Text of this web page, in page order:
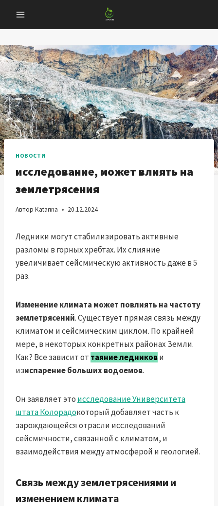
содержанию
НОВОСТИ
исследование, может влиять на
землетрясения
Автор Katarina 20.12.2024
Ледники могут стабилизировать активные
разломы в горных хребтах. Их слияние
увеличивает сейсмическую активность даже в 5
раз.
Изменение климата может повлиять на частоту
землетрясений. Существует прямая связь между
климатом и сейсмическим циклом. По крайней
мере, в некоторых конкретных районах Земли.
Как? Все зависит от таяние ледникови
изиспарение больших водоемов.
Он заявляет это исследование Университета
штата Колорадокоторый добавляет часть к
зарождающейся отрасли исследований
сейсмичности, связанной с климатом, и
взаимодействия между атмосферой и геологией.
Связь между землетрясениями и
изменением климата